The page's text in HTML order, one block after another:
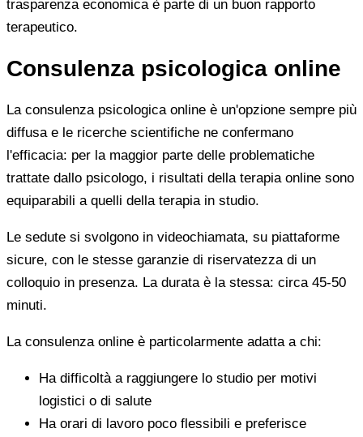
trasparenza economica è parte di un buon rapporto
terapeutico.
Consulenza psicologica online
La consulenza psicologica online è un'opzione sempre più
diffusa e le ricerche scientifiche ne confermano
l'efficacia: per la maggior parte delle problematiche
trattate dallo psicologo, i risultati della terapia online sono
equiparabili a quelli della terapia in studio.
Le sedute si svolgono in videochiamata, su piattaforme
sicure, con le stesse garanzie di riservatezza di un
colloquio in presenza. La durata è la stessa: circa 45-50
minuti.
La consulenza online è particolarmente adatta a chi:
Ha difficoltà a raggiungere lo studio per motivi
logistici o di salute
Ha orari di lavoro poco flessibili e preferisce